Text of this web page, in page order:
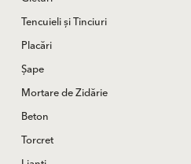
Tencuieli și Tinciuri
Placări
Șape
Mortare de Zidărie
Beton
Torcret